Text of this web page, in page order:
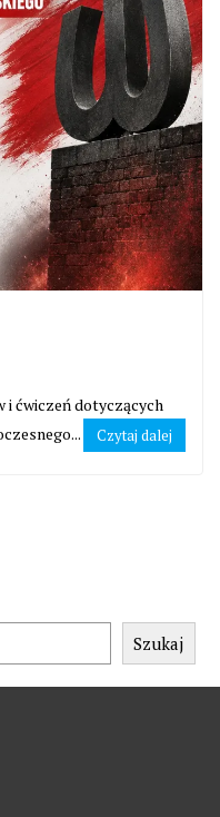
i ćwiczeń dotyczących
Czytaj dalej
Szukaj